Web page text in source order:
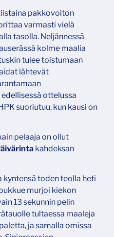
pakkovoiton
varmasti vielä
tasolla. Neljännessä
kolme maalia
tulee toistumaan
lähtevät
ottelussa
suoriutuu, kun kausi on
pelaaja on ollut
kahdeksan
kyntensä toden teolla heti
murjoi kiekon
13 sekunnin pelin
tultaessa maaleja
ja samalla omissa